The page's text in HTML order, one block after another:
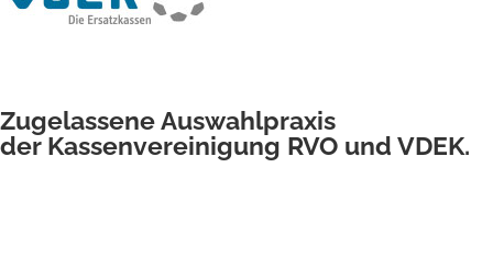
Zugelassene Auswahlpraxis
der Kassenvereinigung RVO und VDEK.